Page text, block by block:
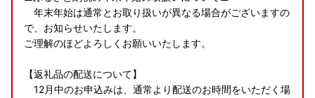
年末年始は通常とお取り扱いが異なる場合がございますの
で、お知らせいたします。
ご理解のほどよろしくお願いいたします。
【返礼品の配送について】
12月中のお申込みは、通常より配送のお時間をいただく場